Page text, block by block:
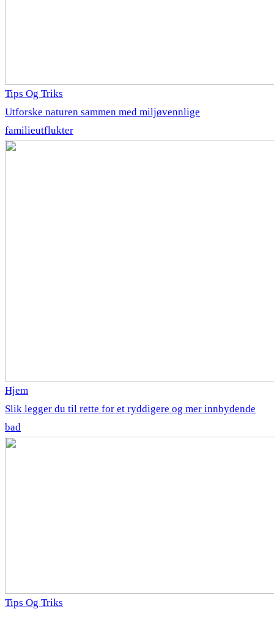
Tips Og Triks
Utforske naturen sammen med miljøvennlige
familieutflukter
Hjem
Slik legger du til rette for et ryddigere og mer innbydende
bad
Tips Og Triks